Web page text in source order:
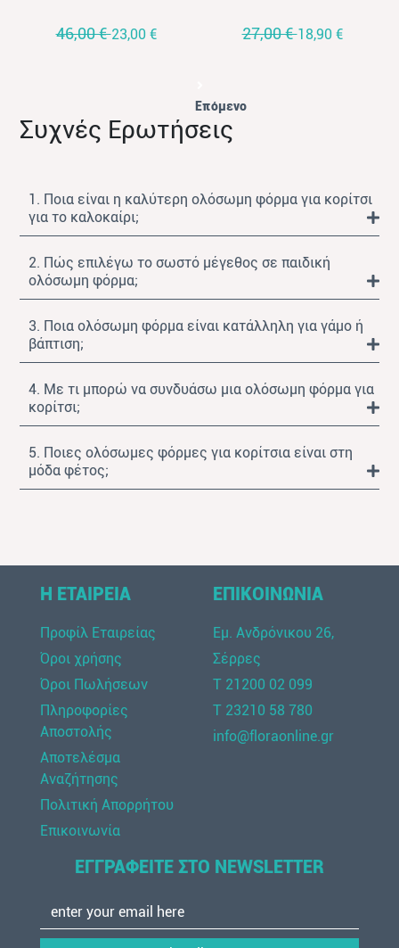
46,00 €23,00 € 27,00 €18,90 €
Επόμενο
Συχνές Ερωτήσεις
1. Ποια είναι η καλύτερη ολόσωμη φόρμα για κορίτσι
για το καλοκαίρι;
2. Πώς επιλέγω το σωστό μέγεθος σε παιδική
ολόσωμη φόρμα;
3. Ποια ολόσωμη φόρμα είναι κατάλληλη για γάμο ή
βάπτιση;
4. Με τι μπορώ να συνδυάσω μια ολόσωμη φόρμα για
κορίτσι;
5. Ποιες ολόσωμες φόρμες για κορίτσια είναι στη
μόδα φέτος;
Η ΕΤΑΙΡΕΙΑ
Προφίλ Εταιρείας
Όροι χρήσης
Όροι Πωλήσεων
Πληροφορίες
Αποστολής
Αποτελέσμα
Αναζήτησης
Πολιτική Απορρήτου
Επικοινωνία
ΕΠΙΚΟΙΝΩΝΙΑ
Εμ. Ανδρόνικου 26,
Σέρρες
Τ 21200 02 099
Τ 23210 58 780
info@floraonline.gr
ΕΓΓΡΑΦΕΙΤΕ ΣΤΟ NEWSLETTER